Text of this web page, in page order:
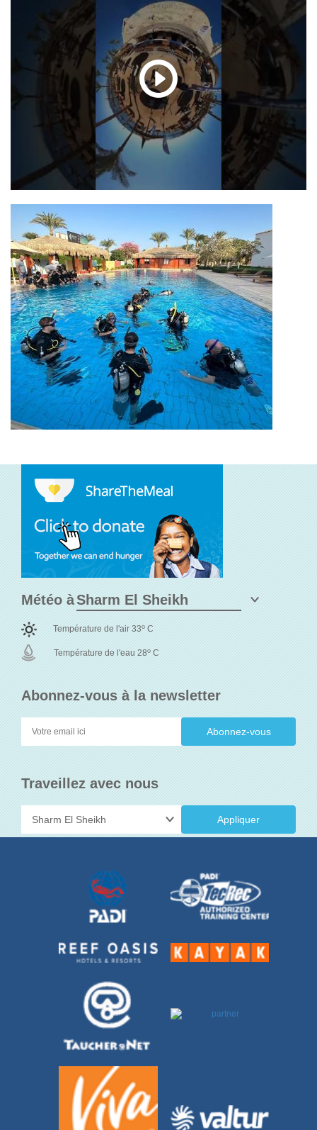
Abonnez-vous à la newsletter
Traveillez avec nous
Appliquer
Météo à
Température de l'air 33o C
Température de l'eau 28o C